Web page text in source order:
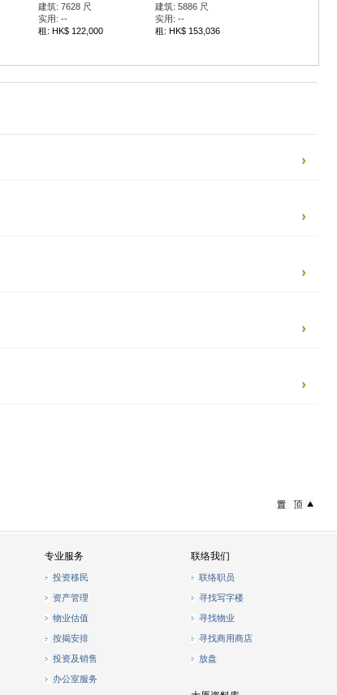
建筑: 7628 尺
实用: --
租: HK$ 122,000
建筑: 5886 尺
实用: --
租: HK$ 153,036
专业服务
投资移民
资产管理
物业估值
按揭安排
投资及销售
办公室服务
联络我们
联络职员
寻找写字楼
寻找物业
寻找商用商店
放盘